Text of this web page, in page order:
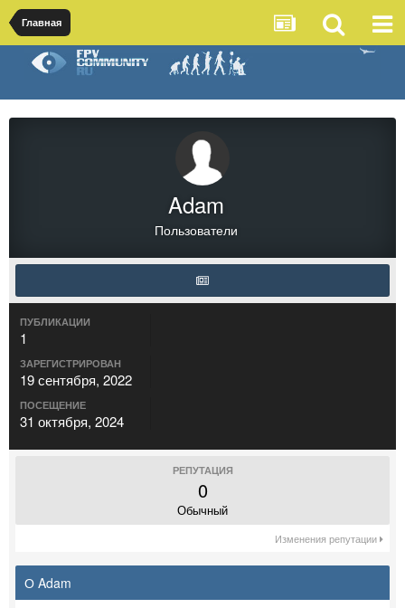
Главная
Adam
Пользователи
ПУБЛИКАЦИИ
1
ЗАРЕГИСТРИРОВАН
19 сентября, 2022
ПОСЕЩЕНИЕ
31 октября, 2024
РЕПУТАЦИЯ
0
Обычный
Изменения репутации
О Adam